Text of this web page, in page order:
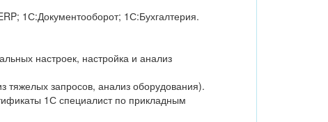
1С:Документооборот; 1С:Бухгалтерия.
настроек, настройка и анализ
запросов, анализ оборудования).
1С специалист по прикладным